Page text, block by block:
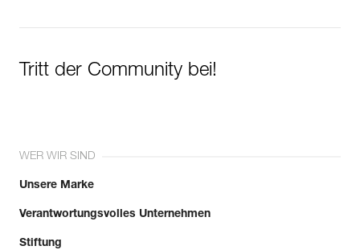
Tritt der Community bei!
WER WIR SIND
Unsere Marke
Verantwortungsvolles Unternehmen
Stiftung